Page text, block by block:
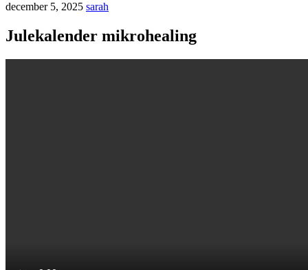
december 5, 2025 sarah
Julekalender mikrohealing